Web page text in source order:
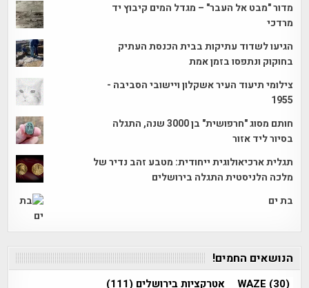
מדור "מבט אל העבר" – מגדל המים קיבוץ יד
מרדכי
הגיעו לשדוד עתיקות בבית הכנסת העתיק
בחוקוק ונתפסו בזמן אמת
צילומי תיעוד העיר אשקלון ויישובי הסביבה -
1955
חותם מסוג "חרפושית" בן 3000 שנה, התגלה
בסיור ליד אזור
תגלית ארכיאולוגית ייחודית: מטבע זהב נדיר של
מלכה הלניסטית התגלה בירושלים
בת ים
הנושאים החמים!
WAZE (30) אטרקציות בירושלים (111)